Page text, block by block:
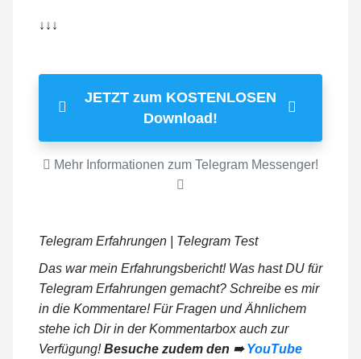
↓↓↓
JETZT zum KOSTENLOSEN
Download!
Mehr Informationen zum Telegram Messenger!
Telegram Erfahrungen | Telegram Test
Das war mein Erfahrungsbericht! Was hast DU für
Telegram Erfahrungen gemacht? Schreibe es mir
in die Kommentare! Für Fragen und Ähnlichem
stehe ich Dir in der Kommentarbox auch zur
Verfügung!Besuche zudem den ➠ YouTube